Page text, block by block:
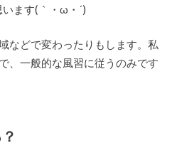
ます(｀・ω・´)ゞ
などで変わったりもします。私
、一般的な風習に従うのみです